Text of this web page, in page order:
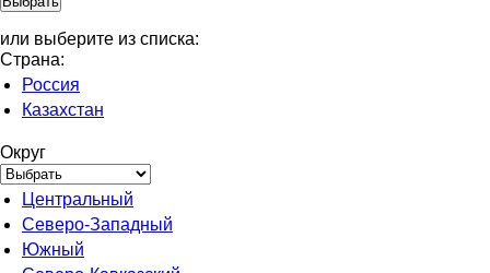
или выберите из списка:
Страна:
Россия
Казахстан
Округ
Центральный
Северо-Западный
Южный